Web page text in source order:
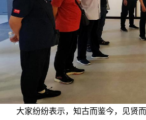
大家纷纷表示，知古而鉴今，见贤而